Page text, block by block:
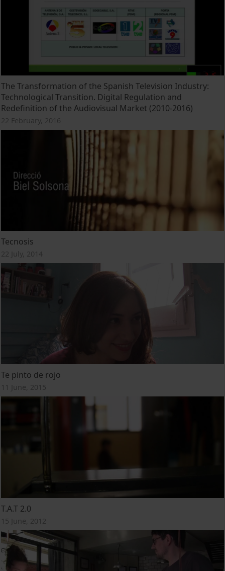
The Transformation of the Spanish Television Industry:
Technological Transition. Digital Regulation and
Redefinition of the Audiovisual Market (2010-2016)
22 February, 2016
Tecnosis
22 July, 2014
Te pinto de rojo
11 June, 2015
T.A.T 2.0
15 June, 2012